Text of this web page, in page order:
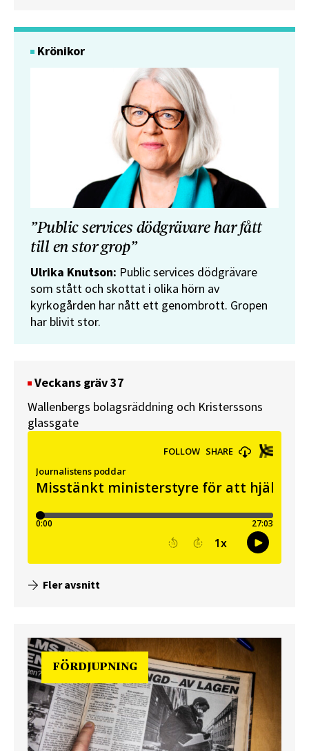
Krönikor
”Public services dödgrävare har fått
till en stor grop”
Ulrika Knutson: Public services dödgrävare
som stått och skottat i olika hörn av
kyrkogården har nått ett genombrott. Gropen
har blivit stor.
Veckans gräv 37
Wallenbergs bolagsräddning och Kristerssons
glassgate
Fler avsnitt
FÖRDJUPNING